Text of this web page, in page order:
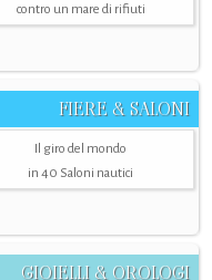
contro un mare di rifiuti
FIERE & SALONI
Il giro del mondo
in 40 Saloni nautici
GIOIELLI & OROLOGI